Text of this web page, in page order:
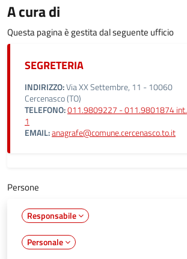
A cura di
Questa pagina è gestita dal seguente ufficio
SEGRETERIA
INDIRIZZO:Via XX Settembre, 11 - 10060
Cercenasco (TO)
TELEFONO:011.9809227 - 011.9801874 int.
1
EMAIL:anagrafe@comune.cercenasco.to.it
Persone
Responsabile
Personale